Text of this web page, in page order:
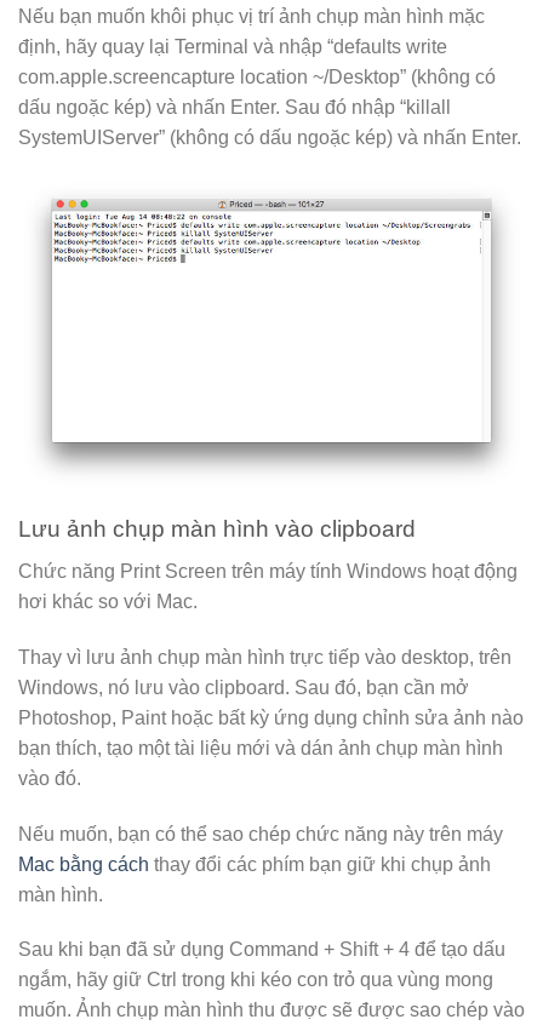
Nếu bạn muốn khôi phục vị trí ảnh chụp màn hình mặc
định, hãy quay lại Terminal và nhập “defaults write
com.apple.screencapture location ~/Desktop” (không có
dấu ngoặc kép) và nhấn Enter. Sau đó nhập “killall
SystemUIServer” (không có dấu ngoặc kép) và nhấn Enter.
Lưu ảnh chụp màn hình vào clipboard
Chức năng Print Screen trên máy tính Windows hoạt động
hơi khác so với Mac.
Thay vì lưu ảnh chụp màn hình trực tiếp vào desktop, trên
Windows, nó lưu vào clipboard. Sau đó, bạn cần mở
Photoshop, Paint hoặc bất kỳ ứng dụng chỉnh sửa ảnh nào
bạn thích, tạo một tài liệu mới và dán ảnh chụp màn hình
vào đó.
Nếu muốn, bạn có thể sao chép chức năng này trên máy
Mac bằng cách thay đổi các phím bạn giữ khi chụp ảnh
màn hình.
Sau khi bạn đã sử dụng Command + Shift + 4 để tạo dấu
ngắm, hãy giữ Ctrl trong khi kéo con trỏ qua vùng mong
muốn. Ảnh chụp màn hình thu được sẽ được sao chép vào